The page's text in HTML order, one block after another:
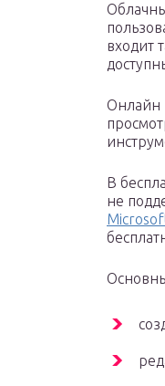
входит
Онлайн
В
не